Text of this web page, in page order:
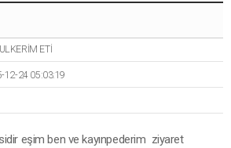
ETİ
12-24 05:03:19
eşim ben ve kayınpederim ziyaret